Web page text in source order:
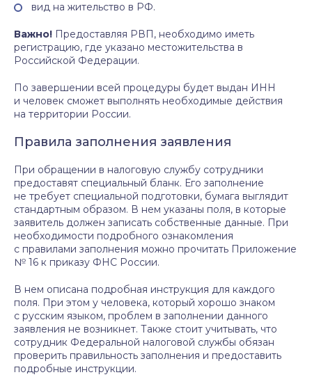
вид на жительство в РФ.
Важно! Предоставляя РВП, необходимо иметь
регистрацию, где указано местожительства в
Российской Федерации.
По завершении всей процедуры будет выдан ИНН
и человек сможет выполнять необходимые действия
на территории России.
Правила заполнения заявления
При обращении в налоговую службу сотрудники
предоставят специальный бланк. Его заполнение
не требует специальной подготовки, бумага выглядит
стандартным образом. В нем указаны поля, в которые
заявитель должен записать собственные данные. При
необходимости подробного ознакомления
с правилами заполнения можно прочитать Приложение
№ 16 к приказу ФНС России.
В нем описана подробная инструкция для каждого
поля. При этом у человека, который хорошо знаком
с русским языком, проблем в заполнении данного
заявления не возникнет. Также стоит учитывать, что
сотрудник Федеральной налоговой службы обязан
проверить правильность заполнения и предоставить
подробные инструкции.